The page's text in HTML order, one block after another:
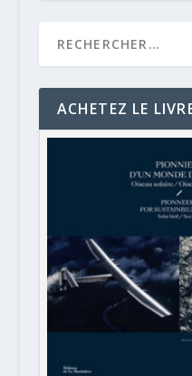
ACHETEZ LE